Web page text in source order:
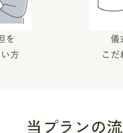
を
方
儀
こだ
当プランの